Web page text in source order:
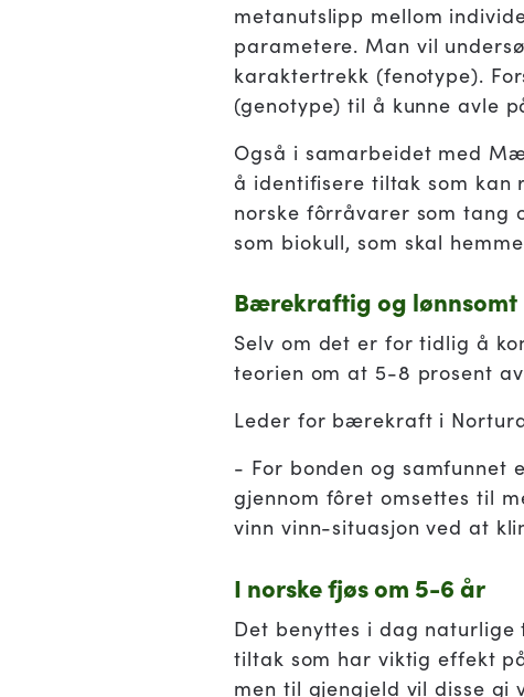
metanutslipp mellom
parametere. Man vil
karaktertrekk (fenotype).
(genotype) til å kunne avle
Også i samarbeidet med
å identifisere tiltak som kan
norske fôrråvarer som tang
som biokull, som skal
Bærekraftig og lønnsomt
Selv om det er for tidlig å
teorien om at 5-8 prosent
Leder for bærekraft i
- For bonden og
gjennom fôret omsettes til
vinn vinn-situasjon ved at
I norske fjøs om 5-6 år
Det benyttes i dag
tiltak som har viktig effekt
men til gjengjeld vil disse